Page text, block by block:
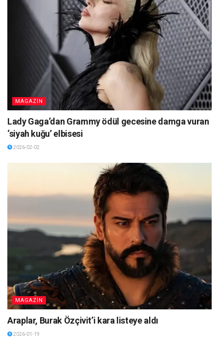
MAGAZİN
Lady Gaga’dan Grammy ödül gecesine damga vuran
‘siyah kuğu’ elbisesi
2026-02-02
MAGAZİN
Araplar, Burak Özçivit’i kara listeye aldı
2026-01-19